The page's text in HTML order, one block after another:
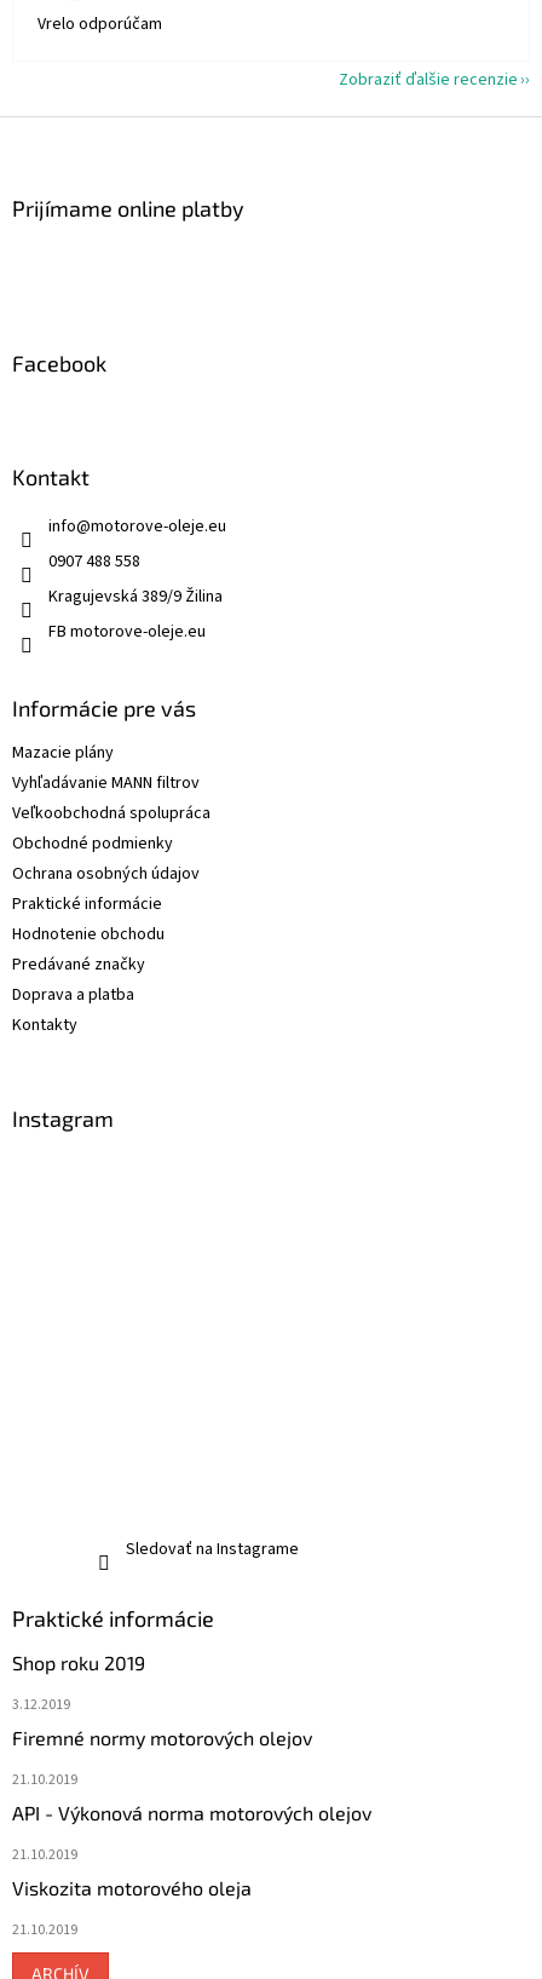
Vrelo odporúčam
Zobraziť ďalšie recenzie
Prijímame online platby
Facebook
Kontakt
info@motorove-oleje.eu
0907 488 558
Kragujevská 389/9 Žilina
FB motorove-oleje.eu
Informácie pre vás
Mazacie plány
Vyhľadávanie MANN filtrov
Veľkoobchodná spolupráca
Obchodné podmienky
Ochrana osobných údajov
Praktické informácie
Hodnotenie obchodu
Predávané značky
Doprava a platba
Kontakty
Instagram
Sledovať na Instagrame
Praktické informácie
Shop roku 2019
3.12.2019
Firemné normy motorových olejov
21.10.2019
API - Výkonová norma motorových olejov
21.10.2019
Viskozita motorového oleja
21.10.2019
ARCHÍV